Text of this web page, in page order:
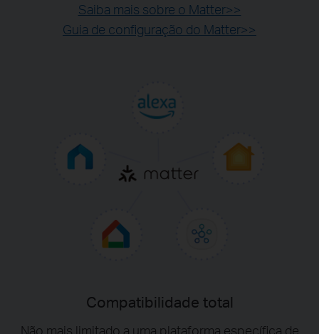
Saiba mais sobre o Matter>>
Guia de configuração do Matter>>
Compatibilidade total
Não mais limitado a uma plataforma específica de